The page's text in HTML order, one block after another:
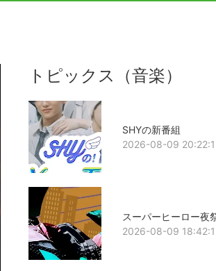
トピックス（音楽）
SHYの新番組
2026-08-09
スーパーヒーロー夜
2026-08-09